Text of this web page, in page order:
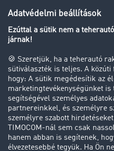
Transzportlexikon
Tehergépkocsi-
Cég
Sikertörténetek
Ügyfél hoz ügyfelet
Jogi információk